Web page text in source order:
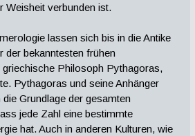
Weisheit verbunden ist.
lassen sich bis in die Antike
der bekanntesten frühen
Philosoph Pythagoras,
Pythagoras und seine Anhänger
Grundlage der gesamten
jede Zahl eine bestimmte
hat. Auch in anderen Kulturen, wie